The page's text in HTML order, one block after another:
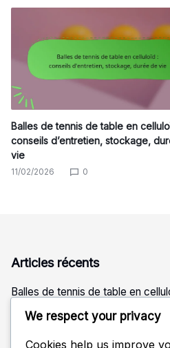
Balles de tennis de table en
conseils d’entretien, stockage,
vie
11/02/2026 0
Articles récents
Balles de tennis de table en
Balles de tennis de table
historique, Évolution, Fabrication
We respect your privacy
Cookies help us improve